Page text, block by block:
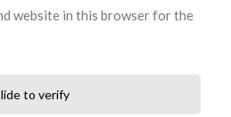
website in this browser for the
to verify